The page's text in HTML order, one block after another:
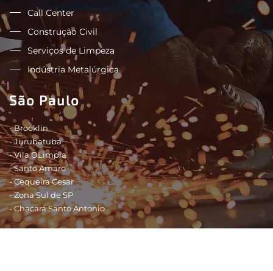
Call Center
Construção Civil
Serviços de Limpeza
Indústria Metalúrgica
São Paulo
- Brooklin
- Jurubatuba
- Vila OLimpia
- Santo Amaro
- Cequeira Cesar
- Zona Sul de SP
- Chacará Santo Antonio